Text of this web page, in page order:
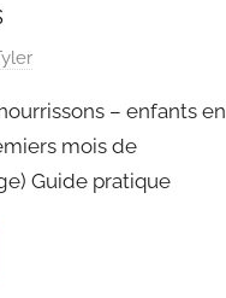
– enfants en
mois de
Guide pratique